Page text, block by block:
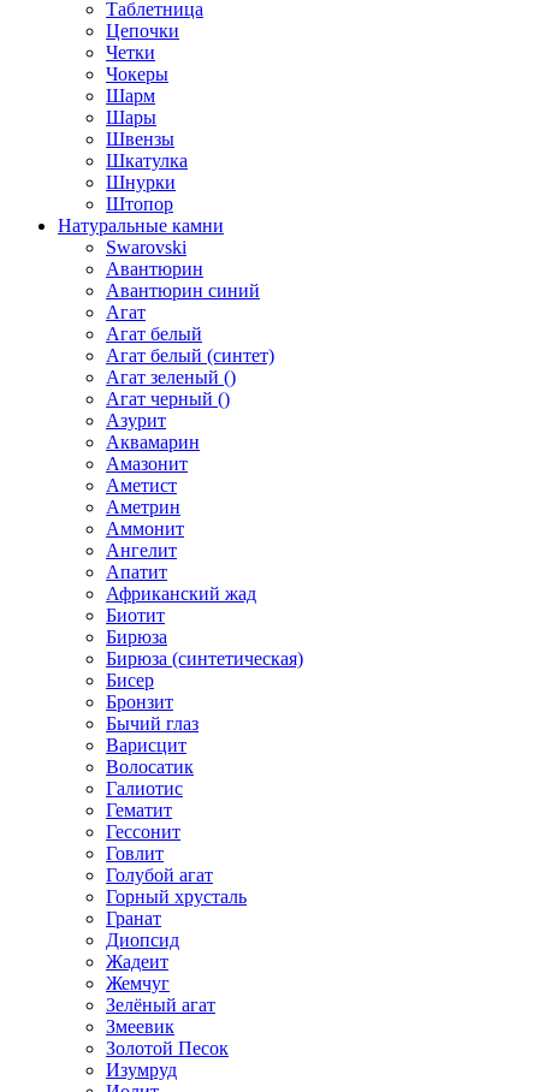
Таблетница
Цепочки
Четки
Чокеры
Шарм
Шары
Швензы
Шкатулка
Шнурки
Штопор
Натуральные камни
Swarovski
Авантюрин
Авантюрин синий
Агат
Агат белый
Агат белый (синтет)
Агат зеленый ()
Агат черный ()
Азурит
Аквамарин
Амазонит
Аметист
Аметрин
Аммонит
Ангелит
Апатит
Африканский жад
Биотит
Бирюза
Бирюза (синтетическая)
Бисер
Бронзит
Бычий глаз
Варисцит
Волосатик
Галиотис
Гематит
Гессонит
Говлит
Голубой агат
Горный хрусталь
Гранат
Диопсид
Жадеит
Жемчуг
Зелёный агат
Змеевик
Золотой Песок
Изумруд